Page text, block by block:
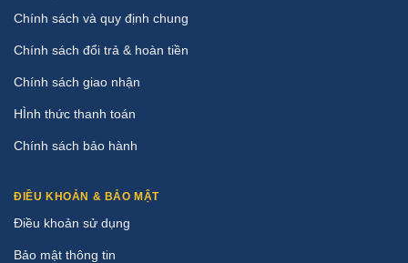
Chính sách và quy định chung
Chính sách đổi trả & hoàn tiền
Chính sách giao nhận
HÌnh thức thanh toán
Chính sách bảo hành
ĐIỀU KHOẢN & BẢO MẬT
Điều khoản sử dụng
Bảo mật thông tin